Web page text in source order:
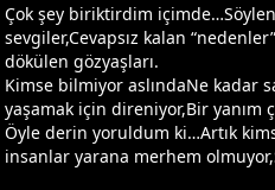
Çok şey biriktirdim
sevgiler,Cevapsız kalan
dökülen gözyaşları.
Kimse bilmiyor aslındaNe kadar
yaşamak için direniyor,Bir yanım
Öyle derin yoruldum ki…Artık
insanlar yarana merhem